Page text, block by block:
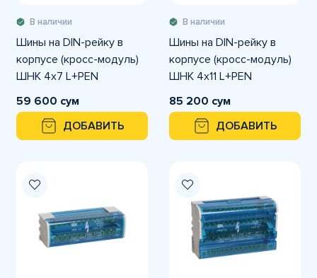
В наличии
Шины на DIN-рейку в
корпусе (кросс-модуль)
ШНК 4х7 L+PEN
59 600 сум
ДОБАВИТЬ
В наличии
Шины на DIN-рейку в
корпусе (кросс-модуль)
ШНК 4х11 L+PEN
85 200 сум
ДОБАВИТЬ